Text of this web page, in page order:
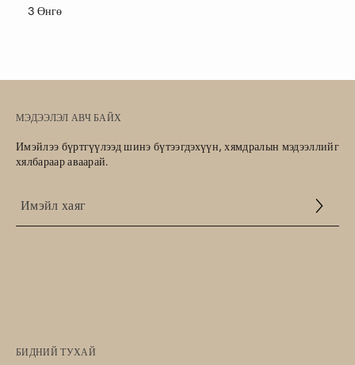
3 Өнгө
МЭДЭЭЛЭЛ АВЧ БАЙХ
Имэйлээ бүртгүүлээд шинэ бүтээгдэхүүн, хямдралын мэдээллийг
хялбараар аваарай.
БИДНИЙ ТУХАЙ